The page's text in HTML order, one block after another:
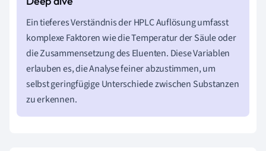
Ein tieferes Verständnis der HPLC Auflösung umfasst
komplexe Faktoren wie die Temperatur der Säule oder
die Zusammensetzung des Eluenten. Diese Variablen
erlauben es, die Analyse feiner abzustimmen, um
selbst geringfügige Unterschiede zwischen Substanzen
zu erkennen.